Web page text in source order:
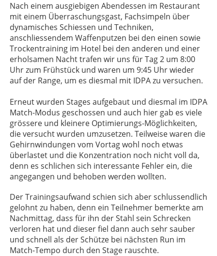
Nach einem ausgiebigen Abendessen im Restaurant
mit einem Überraschungsgast, Fachsimpeln über
dynamisches Schiessen und Techniken,
anschliessendem Waffenputzen bei den einen sowie
Trockentraining im Hotel bei den anderen und einer
erholsamen Nacht trafen wir uns für Tag 2 um 8:00
Uhr zum Frühstück und waren um 9:45 Uhr wieder
auf der Range, um es diesmal mit IDPA zu versuchen.
Erneut wurden Stages aufgebaut und diesmal im IDPA
Match-Modus geschossen und auch hier gab es viele
grössere und kleinere Optimierungs-Möglichkeiten,
die versucht wurden umzusetzen. Teilweise waren die
Gehirnwindungen vom Vortag wohl noch etwas
überlastet und die Konzentration noch nicht voll da,
denn es schlichen sich interessante Fehler ein, die
angegangen und behoben werden wollten.
Der Trainingsaufwand schien sich aber schlussendlich
gelohnt zu haben, denn ein Teilnehmer bemerkte am
Nachmittag, dass für ihn der Stahl sein Schrecken
verloren hat und dieser fiel dann auch sehr sauber
und schnell als der Schütze bei nächsten Run im
Match-Tempo durch den Stage rauschte.